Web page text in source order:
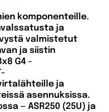
komponenteille.
ja
valmistetut
ja siistin
G4 -
ja
asennuksissa.
— ASR250 (25U) ja